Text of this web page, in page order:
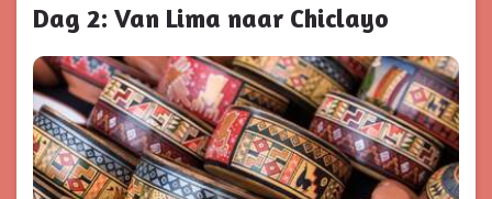
Dag 2: Van Lima naar Chiclayo